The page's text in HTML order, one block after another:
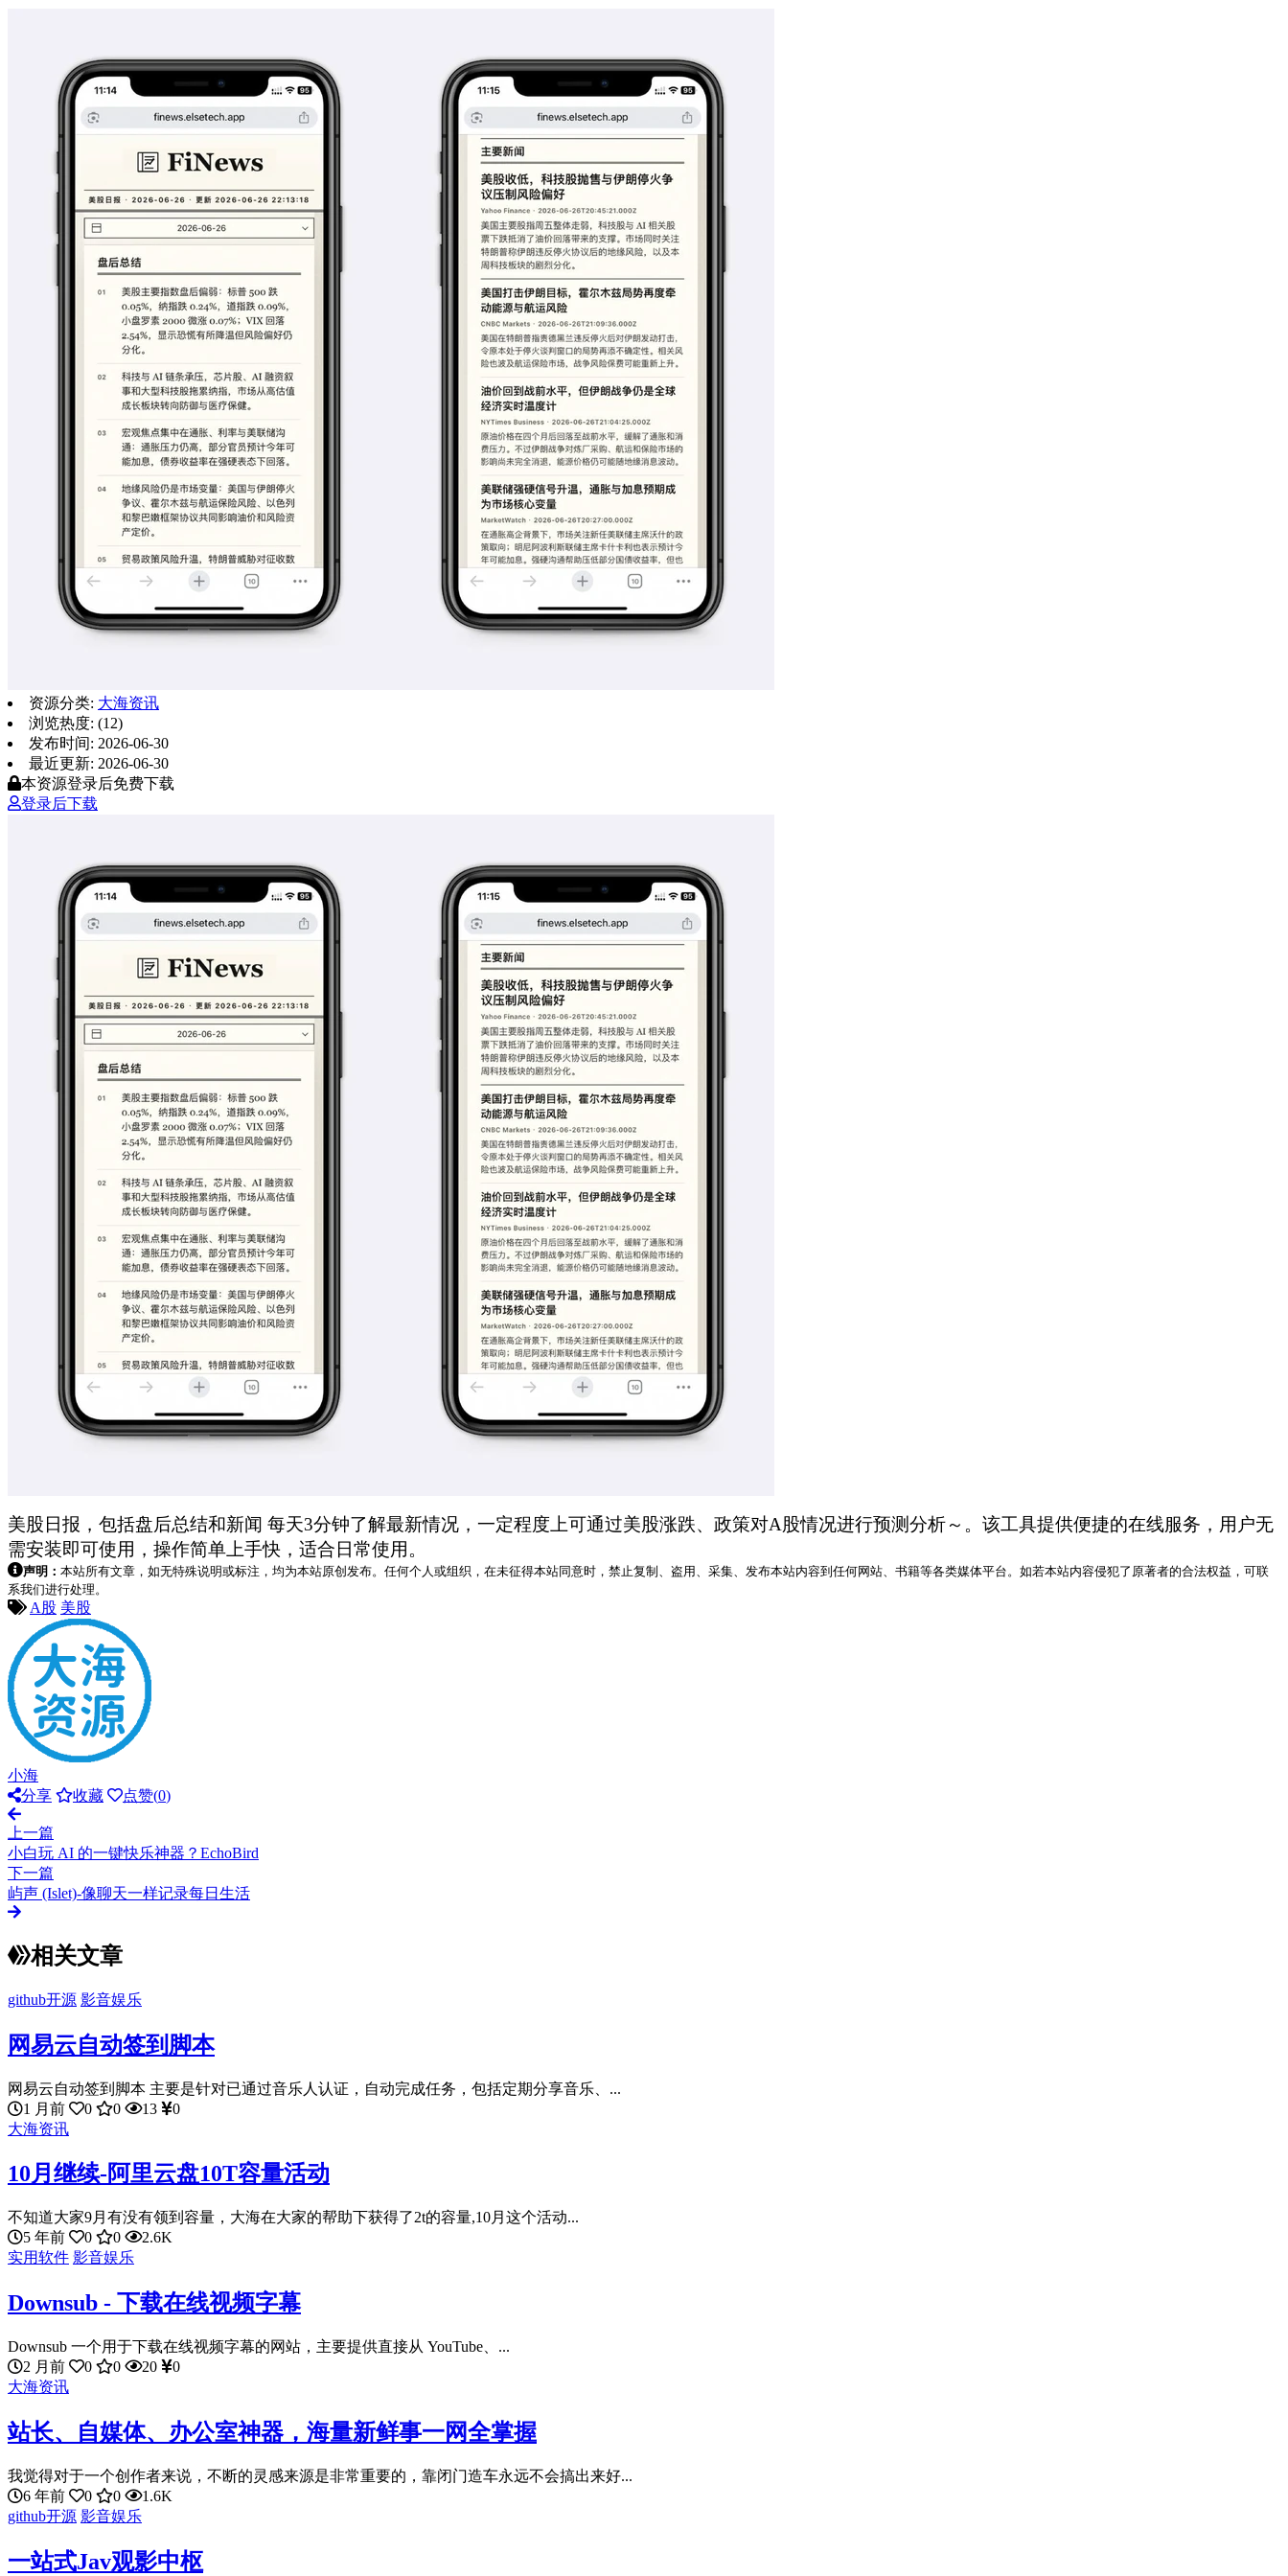
资源分类: 大海资讯
浏览热度: (12)
发布时间: 2026-06-30
最近更新: 2026-06-30
本资源登录后免费下载
登录后下载
美股日报，包括盘后总结和新闻 每天3分钟了解最新情况，一定程度上可通过美股涨跌、政策对A股情况进行预测分析～。该工具提供便捷的在线服务，用户无
需安装即可使用，操作简单上手快，适合日常使用。
声明： 本站所有文章，如无特殊说明或标注，均为本站原创发布。任何个人或组织，在未征得本站同意时，禁止复制、盗用、采集、发布本站内容到任何网站、书籍等各类媒体平台。如若本站内容侵犯了原著者的合法权益，可联
系我们进行处理。
A股 美股
小海
分享
收藏 点赞(0)
上一篇
小白玩 AI 的一键快乐神器？EchoBird
下一篇
屿声 (Islet)-像聊天一样记录每日生活
相关文章
github开源 影音娱乐
网易云自动签到脚本
网易云自动签到脚本 主要是针对已通过音乐人认证，自动完成任务，包括定期分享音乐、...
1 月前
0 0 13
0
大海资讯
10月继续-阿里云盘10T容量活动
不知道大家9月有没有领到容量，大海在大家的帮助下获得了2t的容量,10月这个活动...
5 年前
0 0
2.6K
实用软件 影音娱乐
Downsub - 下载在线视频字幕
Downsub 一个用于下载在线视频字幕的网站，主要提供直接从 YouTube、...
2 月前
0 0 20
0
大海资讯
站长、自媒体、办公室神器，海量新鲜事一网全掌握
我觉得对于一个创作者来说，不断的灵感来源是非常重要的，靠闭门造车永远不会搞出来好...
6 年前
0 0
1.6K
github开源 影音娱乐
一站式Jav观影中枢